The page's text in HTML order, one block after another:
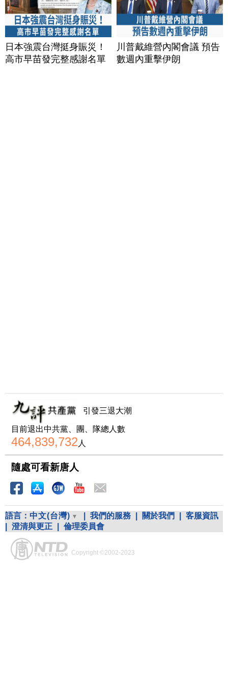
日本強震台灣挺身賑災！
高市早苗發完整感謝名單
川普戴維營內閣會議 預告
數週內重擊伊朗
引發三退大潮
目前退出中共黨、團、隊總人數
464,839,732 人
隨處可看新唐人
語言： 中文(台灣) 我們的服務 關於我們
客服資訊
澄清與更正 倫理委員會
Copyright ©2002-2023